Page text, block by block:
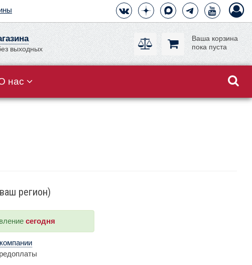
выходных
Ваша корзина
пока пуста
нас
регион)
сегодня